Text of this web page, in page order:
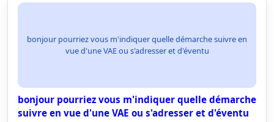
bonjour pourriez vous m'indiquer quelle démarche suivre en
vue d'une VAE ou s'adresser et d'éventu
bonjour pourriez vous m'indiquer quelle démarche
suivre en vue d'une VAE ou s'adresser et d'éventu